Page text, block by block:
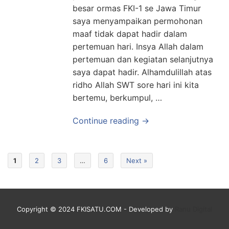
besar ormas FKI-1 se Jawa Timur
saya menyampaikan permohonan
maaf tidak dapat hadir dalam
pertemuan hari. Insya Allah dalam
pertemuan dan kegiatan selanjutnya
saya dapat hadir. Alhamdulillah atas
ridho Allah SWT sore hari ini kita
bertemu, berkumpul, …
Continue reading →
1 2 3 … 6 Next »
Copyright © 2024 FKISATU.COM - Developed by